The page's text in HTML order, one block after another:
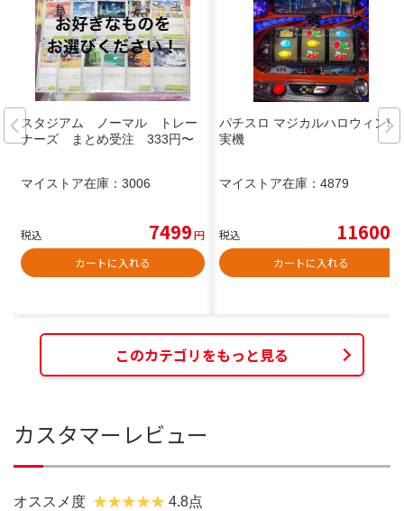
スタジアム ノーマル トレー
ナーズ まとめ受注 333円〜
マイストア在庫： 3006
税込 7499円
カートに入れる
パチスロ マジカルハロウィン5
実機
マイストア在庫： 4879
税込 11600
カートに入れる
このカテゴリをもっと見る
カスタマーレビュー
オススメ度 4.8点